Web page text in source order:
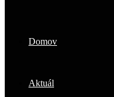
Domov
Aktuál